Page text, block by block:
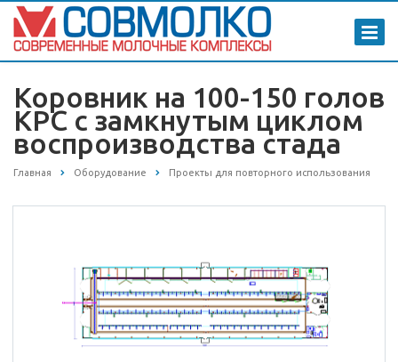
Коровник на 100-150 голов
КРС с замкнутым циклом
воспроизводства стада
Главная Оборудование Проекты для повторного использования